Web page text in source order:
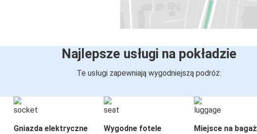
Najlepsze usługi na pokładzie
Te usługi zapewniają wygodniejszą podróż:
Gniazda elektryczne Wygodne fotele Miejsce na bagaż